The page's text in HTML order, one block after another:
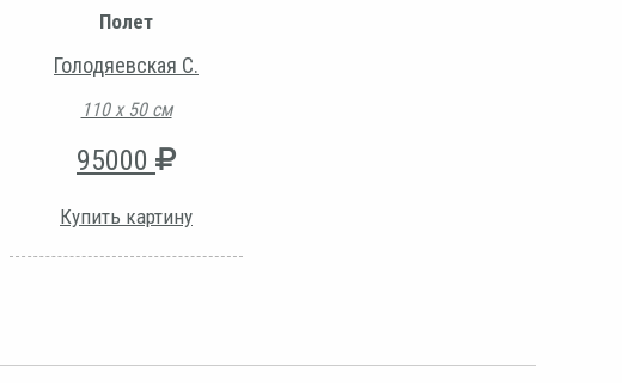
Полет
Голодяевская С.
110 х 50 см
95000
Купить картину